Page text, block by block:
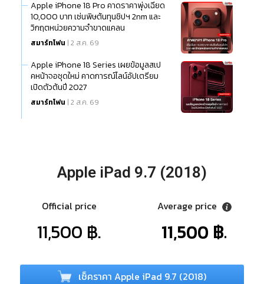
Apple iPhone 18 Pro คาดราคาพุ่งเฉียด
10,000 บาท เซ่นพิษต้นทุนชิปฯ 2nm และ
วิกฤตหน่วยความจำขาดแคลน
สมาร์ทโฟน | 2 ส.ค. 69
Apple iPhone 18 Series เผยข้อมูลสเป
คหน้าจอชุดใหม่ คาดการณ์ไลน์อัปเตรียม
เปิดตัวต้นปี 2027
สมาร์ทโฟน | 2 ส.ค. 69
Apple iPad 9.7 (2018)
Official price
11,500 ฿.
Average price
11,500 ฿.
เช็คราคา Apple iPad 9.7 (2018)